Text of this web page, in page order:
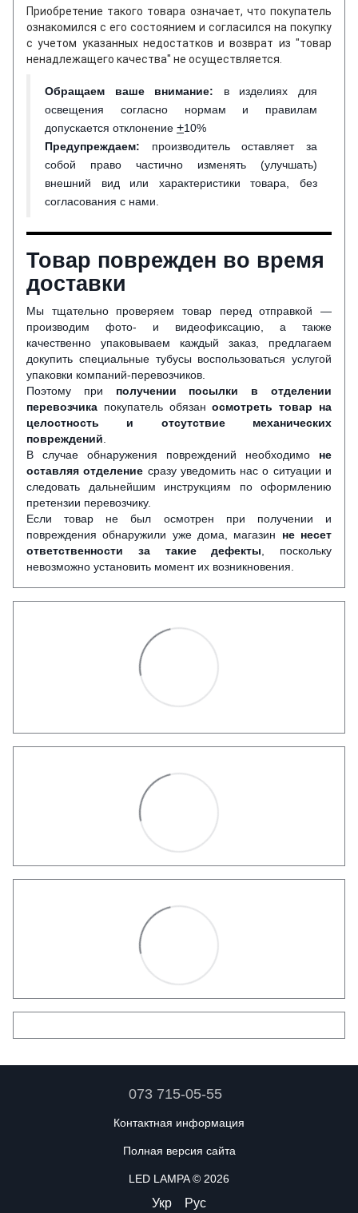
Приобретение такого товара означает, что покупатель
ознакомился с его состоянием и согласился на покупку
с учетом указанных недостатков и возврат из "товар
ненадлежащего качества" не осуществляется.
Обращаем ваше внимание: в изделиях для
освещения согласно нормам и правилам
допускается отклонение +10%
Предупреждаем: производитель оставляет за
собой право частично изменять (улучшать)
внешний вид или характеристики товара, без
согласования с нами.
Товар поврежден во время
доставки
Мы тщательно проверяем товар перед отправкой —
производим фото- и видеофиксацию, а также
качественно упаковываем каждый заказ, предлагаем
докупить специальные тубусы воспользоваться услугой
упаковки компаний-перевозчиков.
Поэтому при получении посылки в отделении
перевозчика покупатель обязаносмотреть товар на
целостность и отсутствие механических
повреждений.
В случае обнаружения повреждений необходимо не
оставляя отделение сразу уведомить нас о ситуации и
следовать дальнейшим инструкциям по оформлению
претензии перевозчику.
Если товар не был осмотрен при получении и
повреждения обнаружили уже дома, магазин не несет
ответственности за такие дефекты, поскольку
невозможно установить момент их возникновения.
073 715-05-55
Контактная информация
Полная версия сайта
LED LAMPA © 2026
Укр Рус